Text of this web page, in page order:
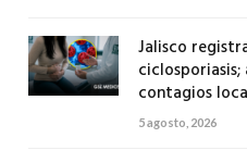
Jalisco
contagios
5 agosto, 2026